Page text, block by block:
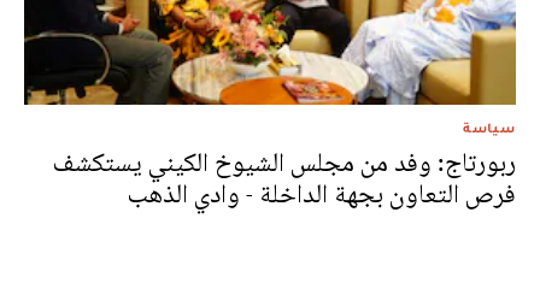
سياسة
ربورتاج: وفد من مجلس الشيوخ الكيني يستكشف
فرص التعاون بجهة الداخلة - وادي الذهب